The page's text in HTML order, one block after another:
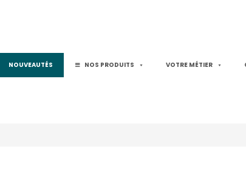
NOUVEAUTÉS NOS PRODUITS VOTRE MÉTIER